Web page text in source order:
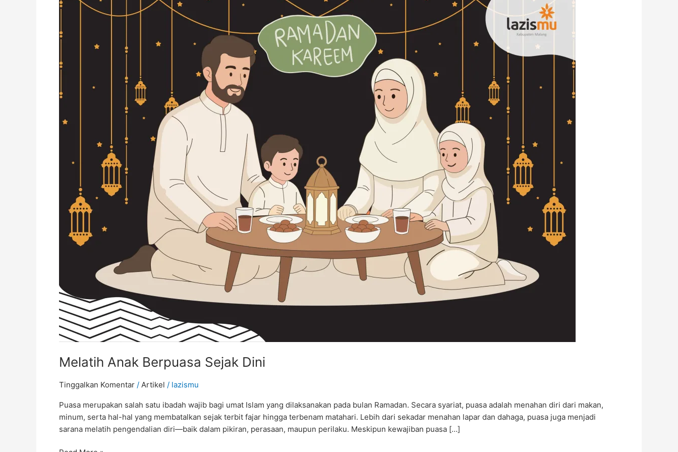
Melatih Anak Berpuasa Sejak Dini
Tinggalkan Komentar / Artikel / lazismu
Puasa merupakan salah satu ibadah wajib bagi umat Islam yang dilaksanakan pada bulan Ramadan. Secara syariat, puasa adalah menahan diri dari makan,
minum, serta hal-hal yang membatalkan sejak terbit fajar hingga terbenam matahari. Lebih dari sekadar menahan lapar dan dahaga, puasa juga menjadi
sarana melatih pengendalian diri—baik dalam pikiran, perasaan, maupun perilaku. Meskipun kewajiban puasa […]
Berpuasa
Dini